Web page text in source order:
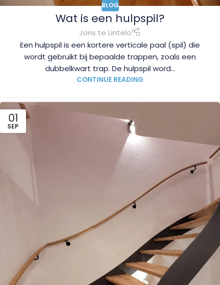
BLOG
Wat is een hulpspil?
Joris te Lintelo
Een hulpspil is een kortere verticale paal (spil) die
wordt gebruikt bij bepaalde trappen, zoals een
dubbelkwart trap. De hulpspil word...
CONTINUE READING
01
SEP